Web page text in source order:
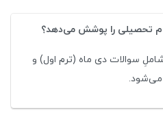
تحصیلی را پوشش می‌دهد؟
سوالات دی ماه (ترم اول) و
می‌شود.